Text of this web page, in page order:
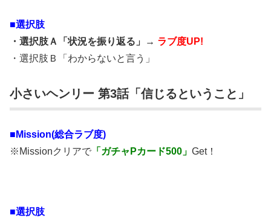
■選択肢
・選択肢Ａ「状況を振り返る」→ ラブ度UP!
・選択肢Ｂ「わからないと言う」
小さいヘンリー 第3話「信じるということ」
■Mission(総合ラブ度)
※Missionクリアで 「ガチャPカード500」 Get！
■選択肢